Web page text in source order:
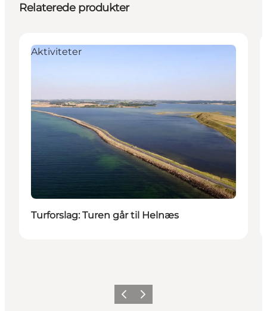
Relaterede produkter
Aktiviteter
Turforslag: Turen går til Helnæs
ForrigeNæste